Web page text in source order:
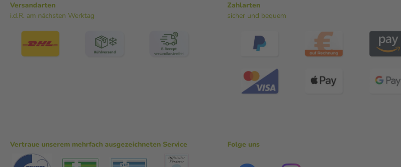
Versandarten
i.d.R. am nächsten Werktag
Zahlarten
sicher und bequem
Vertraue unserem mehrfach ausgezeichneten Service Folge uns